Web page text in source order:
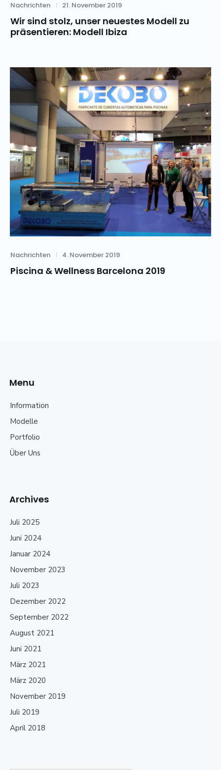
Category
Nachrichten
Posted
21. November 2019
Wir sind stolz, unser neuestes Modell zu
präsentieren: Modell Ibiza
Category
Nachrichten
Posted
4. November 2019
Piscina & Wellness Barcelona 2019
Menu
Information
Modelle
Portfolio
Über Uns
Archives
Juli 2025
Juni 2024
Januar 2024
November 2023
Juli 2023
Dezember 2022
September 2022
August 2021
Juni 2021
März 2021
März 2020
November 2019
Juli 2019
April 2018